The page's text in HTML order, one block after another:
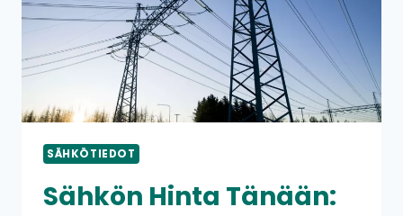
SÄHKÖTIEDOT
Sähkön Hinta Tänään: